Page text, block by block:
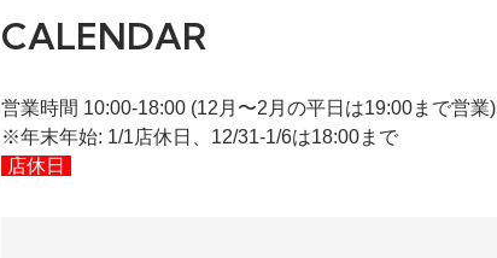
CALENDAR
営業時間 10:00-18:00 (12月〜2月の平日は19:00まで営業)
※年末年始: 1/1店休日、12/31-1/6は18:00まで
店休日